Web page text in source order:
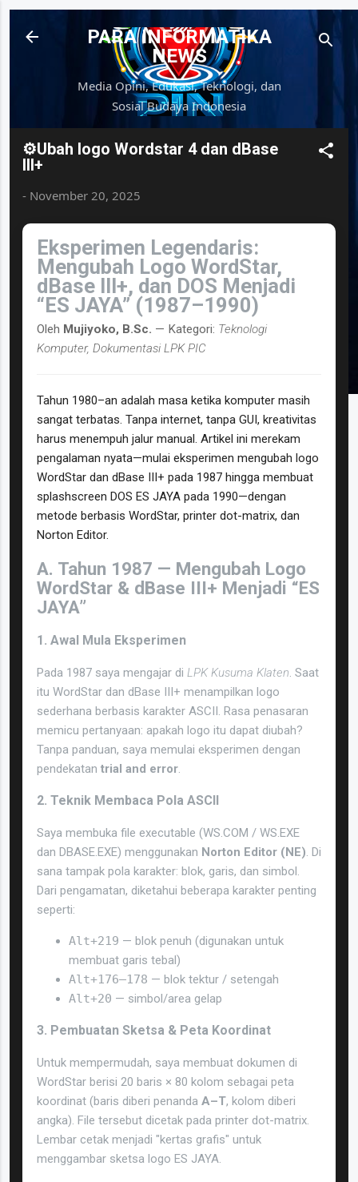
PARA INFORMATIKA
NEWS
Media Opini, Edukasi, Teknologi, dan
Sosial Budaya Indonesia
⚙️Ubah logo Wordstar 4 dan dBase
III+
- November 20, 2025
Eksperimen Legendaris:
Mengubah Logo WordStar,
dBase III+, dan DOS Menjadi
“ES JAYA” (1987–1990)
Oleh Mujiyoko, B.Sc. — Kategori: Teknologi
Komputer, Dokumentasi LPK PIC
Tahun 1980–an adalah masa ketika komputer masih
sangat terbatas. Tanpa internet, tanpa GUI, kreativitas
harus menempuh jalur manual. Artikel ini merekam
pengalaman nyata—mulai eksperimen mengubah logo
WordStar dan dBase III+ pada 1987 hingga membuat
splashscreen DOS ES JAYA pada 1990—dengan
metode berbasis WordStar, printer dot-matrix, dan
Norton Editor.
A. Tahun 1987 — Mengubah Logo
WordStar & dBase III+ Menjadi “ES
JAYA”
1. Awal Mula Eksperimen
Pada 1987 saya mengajar di LPK Kusuma Klaten. Saat
itu WordStar dan dBase III+ menampilkan logo
sederhana berbasis karakter ASCII. Rasa penasaran
memicu pertanyaan: apakah logo itu dapat diubah?
Tanpa panduan, saya memulai eksperimen dengan
pendekatan trial and error.
2. Teknik Membaca Pola ASCII
Saya membuka file executable (WS.COM / WS.EXE
dan DBASE.EXE) menggunakan Norton Editor (NE). Di
sana tampak pola karakter: blok, garis, dan simbol.
Dari pengamatan, diketahui beberapa karakter penting
seperti:
Alt+219 — blok penuh (digunakan untuk
membuat garis tebal)
Alt+176–178 — blok tektur / setengah
Alt+20 — simbol/area gelap
3. Pembuatan Sketsa & Peta Koordinat
Untuk mempermudah, saya membuat dokumen di
WordStar berisi 20 baris × 80 kolom sebagai peta
koordinat (baris diberi penanda A–T, kolom diberi
angka). File tersebut dicetak pada printer dot-matrix.
Lembar cetak menjadi "kertas grafis" untuk
menggambar sketsa logo ES JAYA.